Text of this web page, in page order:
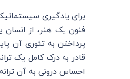
برای یادگیری
فنون یک هنر، از انسان
پرداختن به تئوری آن
قادر به درک کامل یک
احساس درونی به آن ترانه